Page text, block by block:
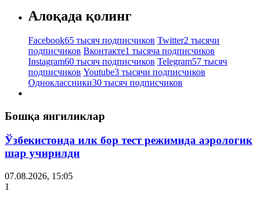
Алоқада қолинг
Facebook65 тысяч подписчиков Twitter2 тысячи
подписчиков Вконтакте1 тысяча подписчиков
Instagram60 тысяч подписчиков Telegram57 тысяч
подписчиков Youtube3 тысячи подписчиков
Одноклассники30 тысяч подписчиков
Бошқа янгиликлар
Ўзбекистонда илк бор тест режимида аэрологик
шар учирилди
07.08.2026, 15:05
1